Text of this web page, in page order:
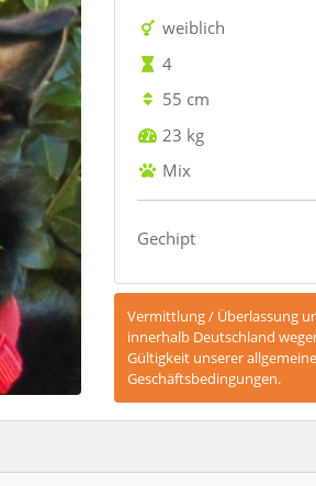
weiblich
4
55 cm
23 kg
Mix
Gechipt
Vermittlung / Überlassung
innerhalb Deutschland
Gültigkeit unserer
Geschäftsbedingungen.